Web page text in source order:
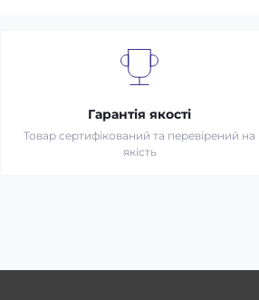
Гарантія якості
Товар сертифікований та перевірений на
якість